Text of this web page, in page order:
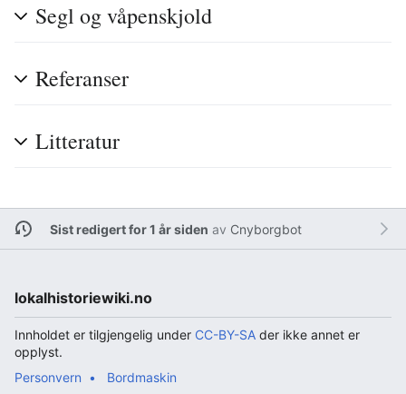
Segl og våpenskjold
Referanser
Litteratur
Sist redigert for 1 år siden av Cnyborgbot
lokalhistoriewiki.no
Innholdet er tilgjengelig under CC-BY-SA der ikke annet er
opplyst.
Personvern
Bordmaskin